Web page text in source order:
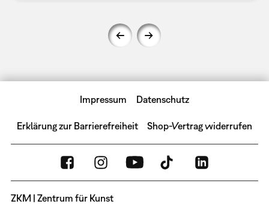
Impressum Datenschutz
Erklärung zur Barrierefreiheit Shop-Vertrag widerrufen
ZKM | Zentrum für Kunst